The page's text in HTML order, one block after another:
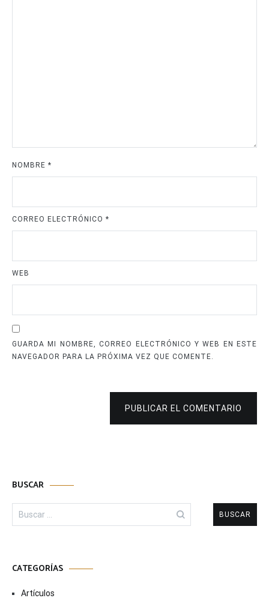
NOMBRE *
CORREO ELECTRÓNICO *
WEB
GUARDA MI NOMBRE, CORREO ELECTRÓNICO Y WEB EN ESTE
NAVEGADOR PARA LA PRÓXIMA VEZ QUE COMENTE.
PUBLICAR EL COMENTARIO
BUSCAR
Buscar:
CATEGORÍAS
Artículos